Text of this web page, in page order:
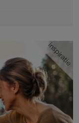
inspiratie